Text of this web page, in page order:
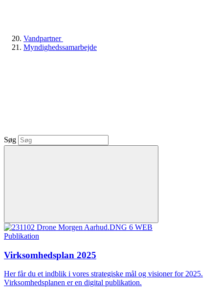
Vandpartner
Myndighedssamarbejde
Søg
Publikation
Virksomhedsplan 2025
Her får du et indblik i vores strategiske mål og visioner for 2025.
Virksomhedsplanen er en digital publikation.